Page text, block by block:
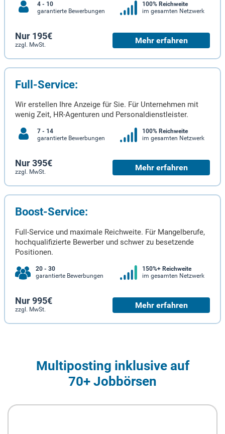
4 - 10
garantierte Bewerbungen
100% Reichweite
im gesamten Netzwerk
Nur 195€
zzgl. MwSt. Mehr erfahren
Full-Service:
Wir erstellen Ihre Anzeige für Sie. Für Unternehmen mit
wenig Zeit, HR-Agenturen und Personaldienstleister.
7 - 14
garantierte Bewerbungen
100% Reichweite
im gesamten Netzwerk
Nur 395€
zzgl. MwSt. Mehr erfahren
Boost-Service:
Full-Service und maximale Reichweite. Für Mangelberufe,
hochqualifizierte Bewerber und schwer zu besetzende
Positionen.
20 - 30
garantierte Bewerbungen
150%+ Reichweite
im gesamten Netzwerk
Nur 995€
zzgl. MwSt. Mehr erfahren
Multiposting inklusive auf
70+ Jobbörsen